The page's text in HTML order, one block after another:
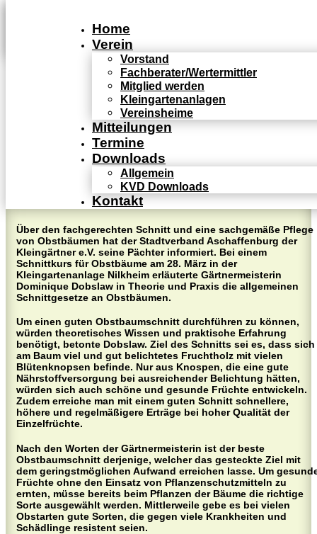
Home
Verein
Vorstand
Fachberater/Wertermittler
Mitglied werden
Kleingartenanlagen
Vereinsheime
Mitteilungen
Termine
Downloads
Allgemein
KVD Downloads
Kontakt
Mitteilung
Über den fachgerechten Schnitt und eine sachgemäße Pflege
von Obstbäumen hat der Stadtverband Aschaffenburg der
Kleingärtner e.V. seine Pächter informiert. Bei einem
Schnittkurs für Obstbäume am 28. März in der
Kleingartenanlage Nilkheim erläuterte Gärtnermeisterin
Dominique Dobslaw in Theorie und Praxis die allgemeinen
Schnittgesetze an Obstbäumen.
Um einen guten Obstbaumschnitt durchführen zu können,
würden theoretisches Wissen und praktische Erfahrung
benötigt, betonte Dobslaw. Ziel des Schnitts sei es, dass sich
am Baum viel und gut belichtetes Fruchtholz mit vielen
Blütenknopsen befinde. Nur aus Knospen, die eine gute
Nährstoffversorgung bei ausreichender Belichtung hätten,
würden sich auch schöne und gesunde Früchte entwickeln.
Zudem erreiche man mit einem guten Schnitt schnellere,
höhere und regelmäßigere Erträge bei hoher Qualität der
Einzelfrüchte.
Nach den Worten der Gärtnermeisterin ist der beste
Obstbaumschnitt derjenige, welcher das gesteckte Ziel mit
dem geringstmöglichen Aufwand erreichen lasse. Um
Früchte ohne den Einsatz von Pflanzenschutzmitteln zu
ernten, müsse bereits beim Pflanzen der Bäume die richtige
Sorte ausgewählt werden. Mittlerweile gebe es bei vielen
Obstarten gute Sorten, die gegen viele Krankheiten und
Schädlinge resistent seien.